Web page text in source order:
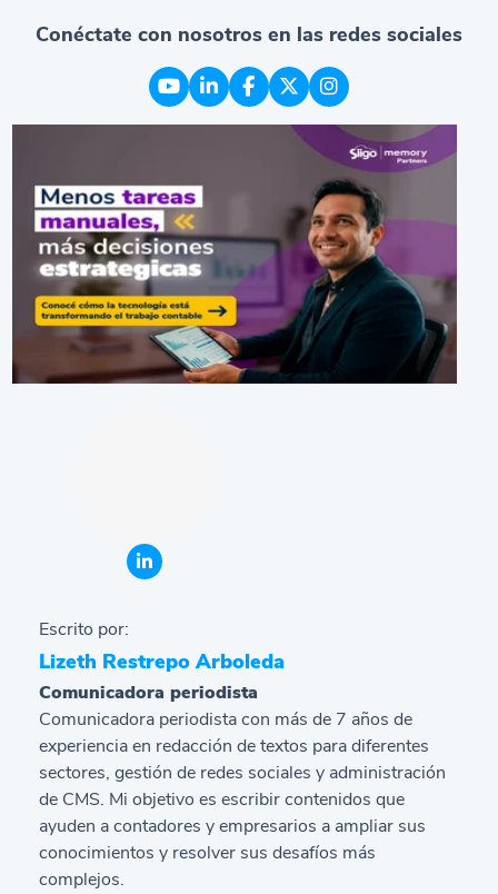
Conéctate con nosotros en las redes sociales
Escrito por:
Lizeth Restrepo Arboleda
Comunicadora periodista
Comunicadora periodista con más de 7 años de
experiencia en redacción de textos para diferentes
sectores, gestión de redes sociales y administración
de CMS. Mi objetivo es escribir contenidos que
ayuden a contadores y empresarios a ampliar sus
conocimientos y resolver sus desafíos más
complejos.